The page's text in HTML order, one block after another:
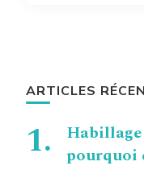
ARTICLES
pourquoi